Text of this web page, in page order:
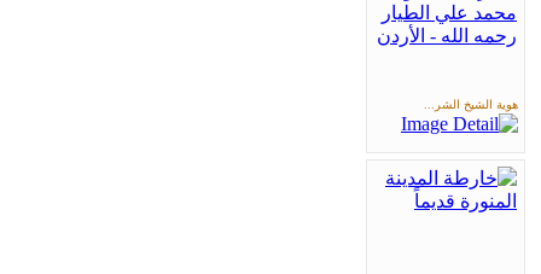
هوية الشيخ الشر...